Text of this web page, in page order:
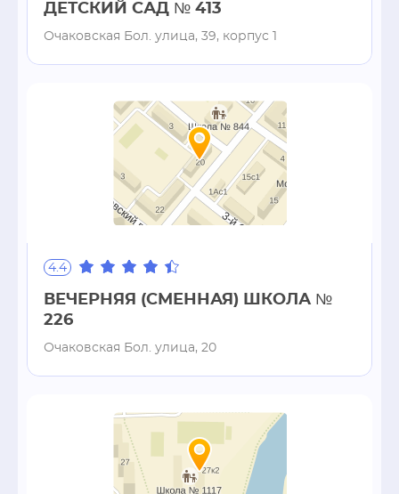
ДЕТСКИЙ САД № 413
Очаковская Бол. улица, 39, корпус 1
4.4
ВЕЧЕРНЯЯ (СМЕННАЯ) ШКОЛА №
226
Очаковская Бол. улица, 20